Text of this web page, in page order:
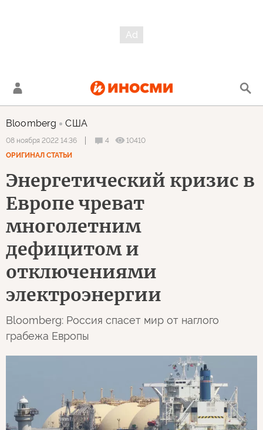
Bloomberg США
08 ноября 2022 14:36 4
10410
ОРИГИНАЛ СТАТЬИ
Энергетический кризис в
Европе чреват
многолетним
дефицитом и
отключениями
электроэнергии
Bloomberg: Россия спасет мир от наглого
грабежа Европы